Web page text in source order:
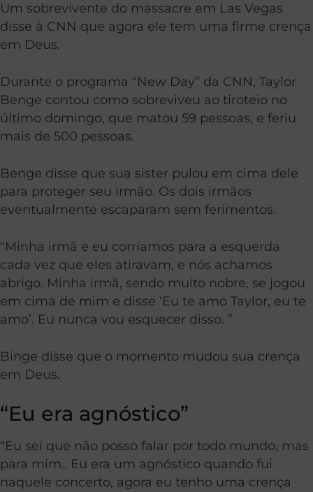
Um sobrevivente do massacre em Las Vegas
disse à CNN que agora ele tem uma firme crença
em Deus.
Durante o programa “New Day” da CNN, Taylor
Benge contou como sobreviveu ao tiroteio no
último domingo, que matou 59 pessoas, e feriu
mais de 500 pessoas.
Benge disse que sua sister pulou em cima dele
para proteger seu irmão. Os dois irmãos
eventualmente escaparam sem ferimentos.
“Minha irmã e eu corríamos para a esquerda
cada vez que eles atiravam, e nós achamos
abrigo. Minha irmã, sendo muito nobre, se jogou
em cima de mim e disse ‘Eu te amo Taylor, eu te
amo’. Eu nunca vou esquecer disso. ”
Binge disse que o momento mudou sua crença
em Deus.
“Eu era agnóstico”
“Eu sei que não posso falar por todo mundo, mas
para mim.. Eu era um agnóstico quando fui
naquele concerto, agora eu tenho uma crença